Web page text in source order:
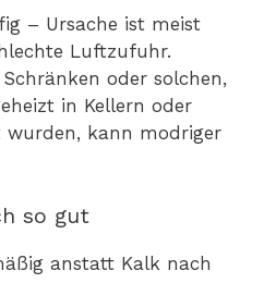
– Ursache ist meist
Luftzufuhr.
oder solchen,
in Kellern oder
wurden, kann modriger
so gut
anstatt Kalk nach